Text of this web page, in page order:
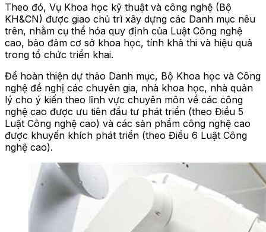
Theo đó, Vụ Khoa học kỹ thuật và công nghệ (Bộ
KH&CN) được giao chủ trì xây dựng các Danh mục nêu
trên, nhằm cụ thể hóa quy định của Luật Công nghệ
cao, bảo đảm cơ sở khoa học, tính khả thi và hiệu quả
trong tổ chức triển khai.
Để hoàn thiện dự thảo Danh mục, Bộ Khoa học và Công
nghệ đề nghị các chuyên gia, nhà khoa học, nhà quản
lý cho ý kiến theo lĩnh vực chuyên môn về các công
nghệ cao được ưu tiên đầu tư phát triển (theo Điều 5
Luật Công nghệ cao) và các sản phẩm công nghệ cao
được khuyến khích phát triển (theo Điều 6 Luật Công
nghệ cao).